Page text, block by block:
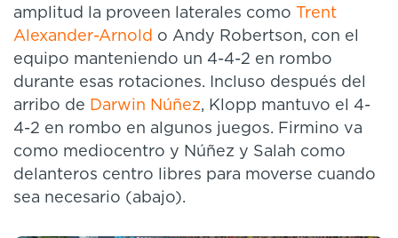
amplitud la proveen laterales como Trent
Alexander-Arnold o Andy Robertson, con el
equipo manteniendo un 4-4-2 en rombo
durante esas rotaciones. Incluso después del
arribo de Darwin Núñez, Klopp mantuvo el 4-
4-2 en rombo en algunos juegos. Firmino va
como mediocentro y Núñez y Salah como
delanteros centro libres para moverse cuando
sea necesario (abajo).